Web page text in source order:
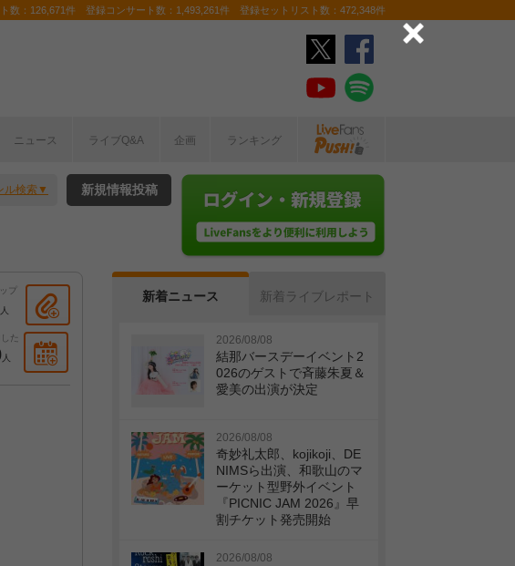
数：126,671件 登録コンサート数：1,493,261件 登録セットリスト数：472,348件
ニュース ライブQ&A 企画 ランキング
ル検索 新規情報投稿
プ
人
た
人
新着ニュース 新着ライブレポート
2026/08/08
結那バースデーイベント2
026のゲストで斉藤朱夏＆
愛美の出演が決定
2026/08/08
奇妙礼太郎、kojikoji、DE
NIMSら出演、和歌山のマ
ーケット型野外イベント
『PICNIC JAM 2026』早
割チケット発売開始
2026/08/08